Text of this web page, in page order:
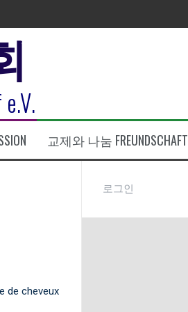
교제와 나눔 FREUNDSCHAFT
de cheveux
로그인